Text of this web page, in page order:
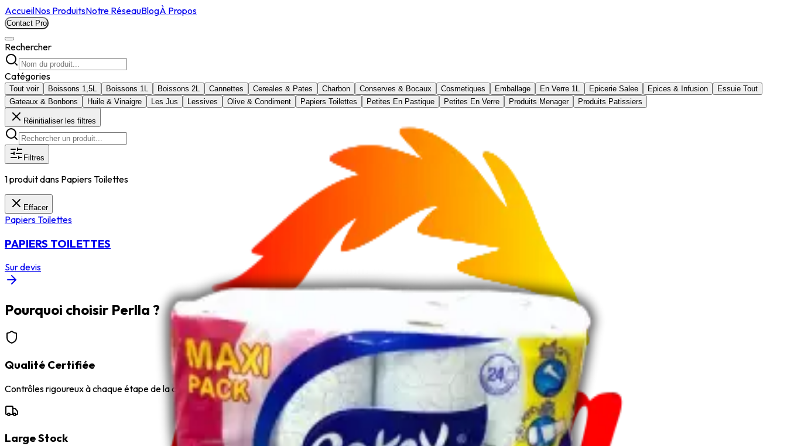
AccueilNos ProduitsNotre RéseauBlogÀ Propos
Contact Pro
Rechercher
Catégories
Tout voir Boissons 1,5L Boissons 1L Boissons 2L Cannettes Cereales & Pates Charbon Conserves & Bocaux Cosmetiques Emballage En Verre 1L Epicerie Salee Epices & Infusion
Essuie Tout
Gateaux & Bonbons
Huile & Vinaigre Les Jus Lessives Olive & Condiment Papiers Toilettes Petites En Pastique Petites En Verre Produits Menager Produits Patissiers
Réinitialiser les filtres
Filtres
1produitdans Papiers Toilettes
Effacer
Papiers Toilettes
PAPIERS TOILETTES
Sur devis
Pourquoi choisir Perlla ?
Qualité Certifiée
Contrôles rigoureux à chaque étape de la chaîne.
Large Stock